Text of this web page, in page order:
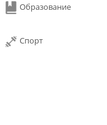
Образование
Спорт